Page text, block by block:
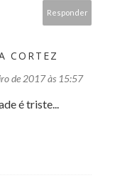
Responder
CORTEZ
de 2017 às 15:57
é triste...